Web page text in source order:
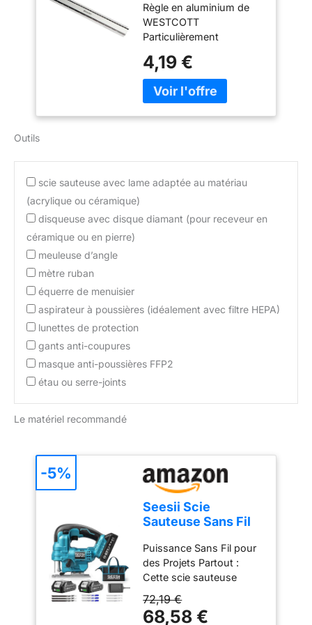
pas dans le temps.
GRADUATION
INEFFACABLE : La
graduation est gravée
des deux côtés du réglet,
elle ne s'efface pas et
permet une utilisation du
réglet illimitée dans le
en millimètres, de l'autre
la graduation du réglet
usages et permet un
de Précision Et de
culture d’innovation et sa
Règle en aluminium de
WESTCOTT
Particulièrement
en centimètres et en
pouces
4,19 €
Outils
scie sauteuse avec lame adaptée au matériau
(acrylique ou céramique)
disqueuse avec disque diamant (pour receveur en
céramique ou en pierre)
meuleuse d’angle
mètre ruban
équerre de menuisier
aspirateur à poussières (idéalement avec filtre HEPA)
lunettes de protection
gants anti-coupures
masque anti-poussières FFP2
étau ou serre-joints
Le matériel recommandé
Seesii Scie
Sauteuse Sans Fil
Électrique avec 2 ×
2.0Ah Batteries,
2800 RPM Vitesse
Variable pour la
Coupe du Bois,
Puissance Sans Fil pour
des Projets Partout :
Cette scie sauteuse
avec deux batteries
lithium 21V, offrant une
72,19 €
68,58 €
-5%